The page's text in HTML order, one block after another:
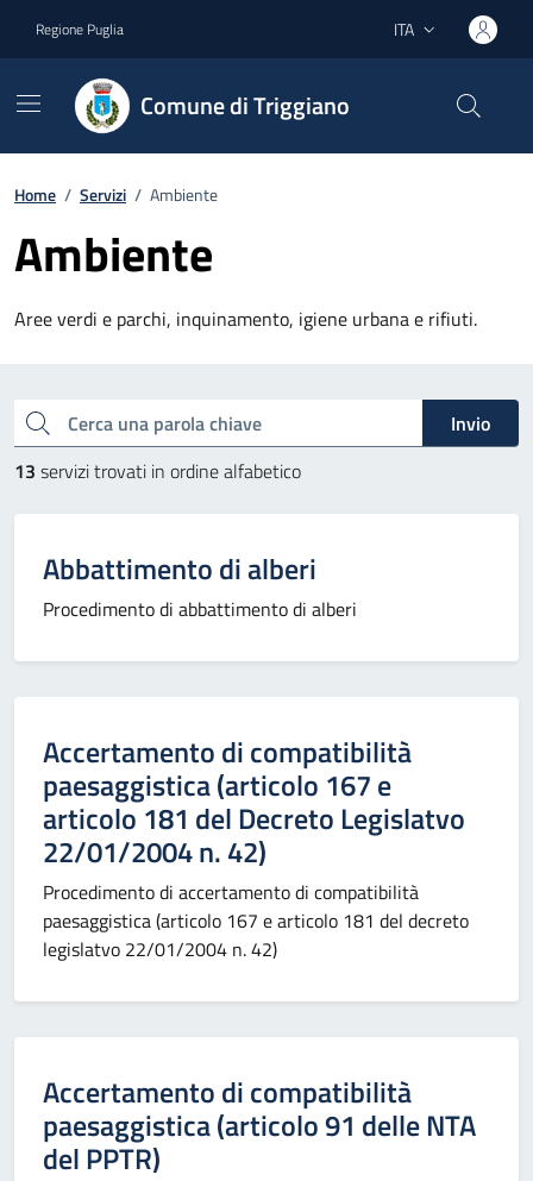
Regione Puglia Lingua attiva:
ITA
Comune di Triggiano
Home / Servizi / Ambiente
Ambiente
Aree verdi e parchi, inquinamento, igiene urbana e rifiuti.
Cerca una parola chiave
Invio
13 servizi trovati in ordine alfabetico
Abbattimento di alberi
Procedimento di abbattimento di alberi
Accertamento di compatibilità
paesaggistica (articolo 167 e
articolo 181 del Decreto Legislatvo
22/01/2004 n. 42)
Procedimento di accertamento di compatibilità
paesaggistica (articolo 167 e articolo 181 del decreto
legislatvo 22/01/2004 n. 42)
Accertamento di compatibilità
paesaggistica (articolo 91 delle NTA
del PPTR)